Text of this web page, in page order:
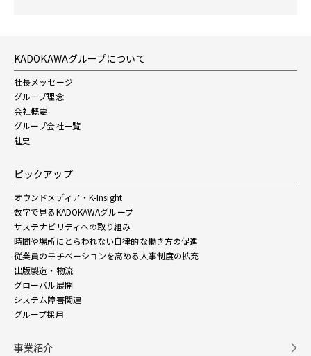
KADOKAWAグループについて
社長メッセージ
グループ理念
会社概要
グループ会社一覧
社史
ピックアップ
オウンドメディア・K-Insight
数字で見るKADOKAWAグループ
サステナビリティへの取り組み
時間や場所にとらわれない自律的な働き方の促進
従業員のモチベーションを高める人事制度の拡充
出版製造・物流
グローバル展開
システム障害関連
グループ採用
事業紹介